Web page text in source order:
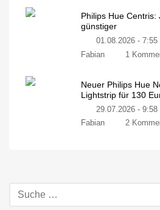
Philips Hue
günstiger
01.08.2026 - 7:55
Fabian
1
Neuer Philips Hue
Lightstrip für 130
29.07.2026 - 9:58
Fabian
2